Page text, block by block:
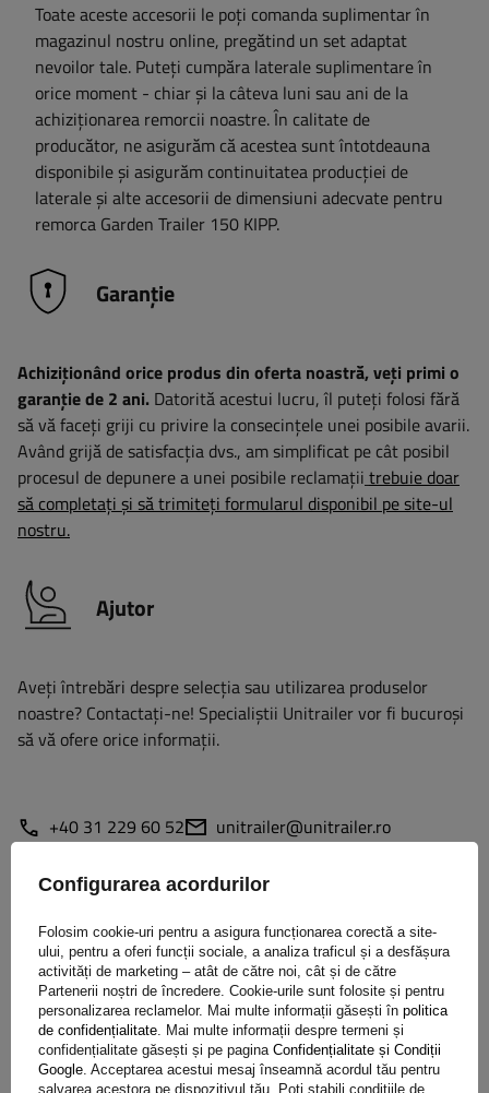
Toate aceste accesorii le poți comanda suplimentar în
magazinul nostru online, pregătind un set adaptat
nevoilor tale. Puteți cumpăra laterale suplimentare în
orice moment - chiar și la câteva luni sau ani de la
achiziționarea remorcii noastre. În calitate de
producător, ne asigurăm că acestea sunt întotdeauna
disponibile și asigurăm continuitatea producției de
laterale și alte accesorii de dimensiuni adecvate pentru
remorca Garden Trailer 150 KIPP.
Garanție
Achiziționând orice produs din oferta noastră, veți primi o
garanție de 2 ani. Datorită acestui lucru, îl puteți folosi fără
să vă faceți griji cu privire la consecințele unei posibile avarii.
Având grijă de satisfacția dvs., am simplificat pe cât posibil
procesul de depunere a unei posibile reclamații trebuie doar
să completați și să trimiteți formularul disponibil pe site-ul
nostru.
Ajutor
Aveți întrebări despre selecția sau utilizarea produselor
noastre? Contactaţi-ne! Specialiștii Unitrailer vor fi bucuroși
să vă ofere orice informații.
+40 31 229 60 52 unitrailer@unitrailer.ro
Specificație
Livrare
Pune o întrebare
Configurarea acordurilor
Folosim cookie-uri pentru a asigura funcționarea corectă a site-
ului, pentru a oferi funcții sociale, a analiza traficul și a desfășura
activități de marketing – atât de către noi, cât și de către
Partenerii noștri de încredere. Cookie-urile sunt folosite și pentru
personalizarea reclamelor. Mai multe informații găsești în politica
de confidențialitate . Mai multe informații despre termeni și
confidențialitate găsești și pe pagina Confidențialitate și Condiții
Google . Acceptarea acestui mesaj înseamnă acordul tău pentru
salvarea acestora pe dispozitivul tău. Poți stabili condițiile de